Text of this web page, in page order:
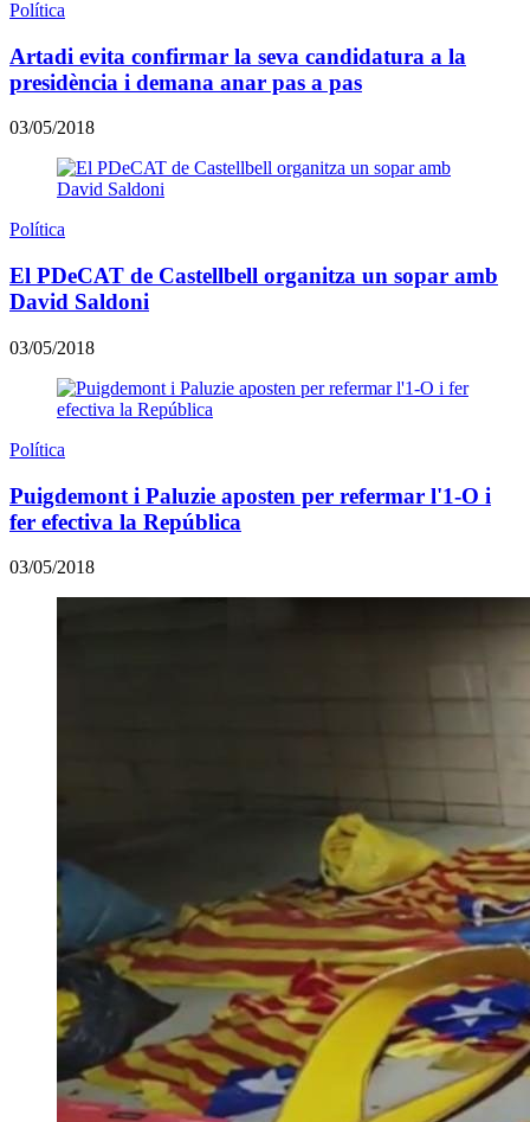
Política
Artadi evita confirmar la seva candidatura a la
presidència i demana anar pas a pas
03/05/2018
Política
El PDeCAT de Castellbell organitza un sopar amb
David Saldoni
03/05/2018
Política
Puigdemont i Paluzie aposten per refermar l'1-O i
fer efectiva la República
03/05/2018